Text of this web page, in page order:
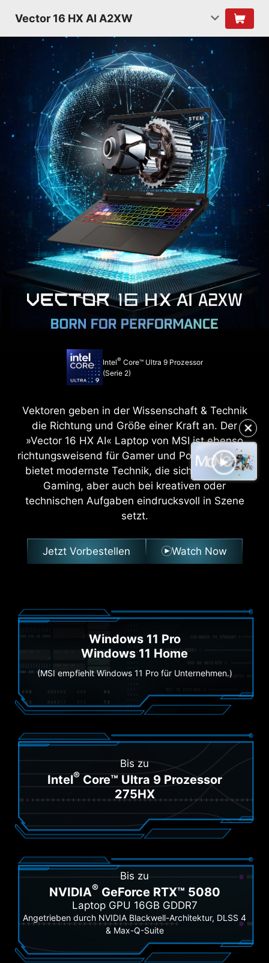
Vector 16 HX AI A2XW
✕
Intel®Core™ Ultra 9 Prozessor
(Serie 2)
Vektoren geben in der Wissenschaft & Technik
die Richtung und Größe einer Kraft an. Der
»Vector 16 HX AI« Laptop von MSI ist ebenso
richtungsweisend für Gamer und Power-User. Er
bietet modernste Technik, die sich sowohl im
Gaming, aber auch bei kreativen oder
technischen Aufgaben eindrucksvoll in Szene
setzt.
Jetzt Vorbestellen Watch Now
Windows 11 Pro
Windows 11 Home
(MSI empfiehlt Windows 11 Pro für Unternehmen.)
Bis zu
Intel®Core™ Ultra 9 Prozessor
275HX
Bis zu
NVIDIA®GeForce RTX™ 5080
Laptop GPU 16GB GDDR7
Angetrieben durch NVIDIA Blackwell-Architektur, DLSS 4
& Max-Q-Suite